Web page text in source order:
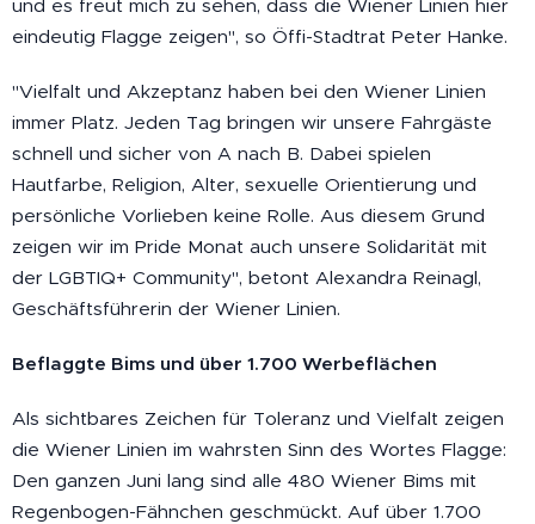
und es freut mich zu sehen, dass die Wiener Linien hier
eindeutig Flagge zeigen", so Öffi-Stadtrat Peter Hanke.
"Vielfalt und Akzeptanz haben bei den Wiener Linien
immer Platz. Jeden Tag bringen wir unsere Fahrgäste
schnell und sicher von A nach B. Dabei spielen
Hautfarbe, Religion, Alter, sexuelle Orientierung und
persönliche Vorlieben keine Rolle. Aus diesem Grund
zeigen wir im Pride Monat auch unsere Solidarität mit
der LGBTIQ+ Community", betont Alexandra Reinagl,
Geschäftsführerin der Wiener Linien.
Beflaggte Bims und über 1.700 Werbeflächen
Als sichtbares Zeichen für Toleranz und Vielfalt zeigen
die Wiener Linien im wahrsten Sinn des Wortes Flagge:
Den ganzen Juni lang sind alle 480 Wiener Bims mit
Regenbogen-Fähnchen geschmückt. Auf über 1.700